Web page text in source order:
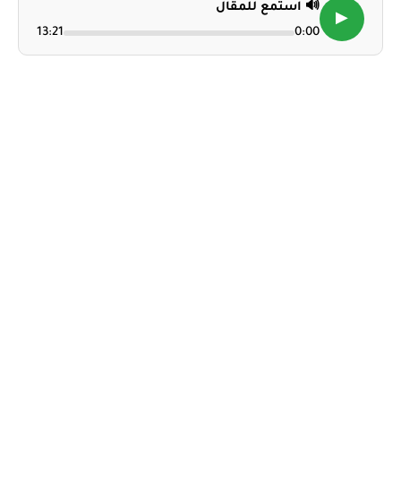
▶
🔊 استمع للمقال
0:00
13:21